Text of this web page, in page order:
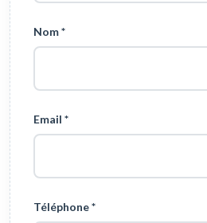
Nom *
Email *
Téléphone *